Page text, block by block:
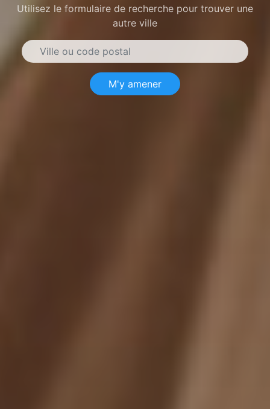
Utilisez le formulaire de recherche pour trouver une
autre ville
M'y amener